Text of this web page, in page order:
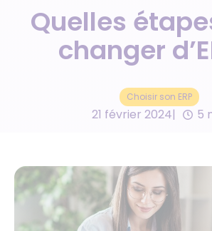
Quelles
changer
Choisir son ERP
21 février 2024 5